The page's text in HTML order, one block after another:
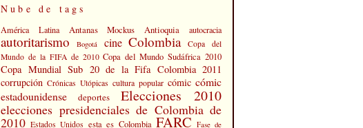
Nube de tags
América Latina Antanas Mockus Antioquia autocracia
autoritarismo Bogotá cine Colombia
Copa del
Mundo de la FIFA de 2010 Copa del Mundo Sudáfrica 2010
Copa Mundial Sub 20 de la Fifa Colombia 2011
corrupción Crónicas Utópicas cultura popular cómic cómic
estadounidense
deportes Elecciones 2010
elecciones presidenciales de Colombia de
2010 Estados Unidos esta es Colombia FARC Fase de